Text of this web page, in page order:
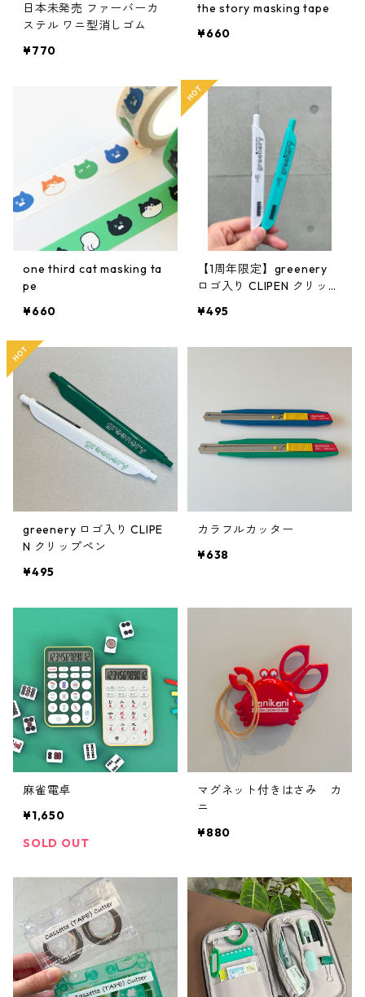
日本未発売 ファーバーカ
ステル ワニ型消しゴム
¥770
the story masking tape
¥660
one third cat masking ta
pe
¥660
【1周年限定】greenery
ロゴ入り CLIPEN クリップ
¥495
greenery ロゴ入り CLIPE
N クリップペン
¥495
カラフルカッター
¥638
麻雀電卓
¥1,650
SOLD OUT
マグネット付きはさみ カ
ニ
¥880